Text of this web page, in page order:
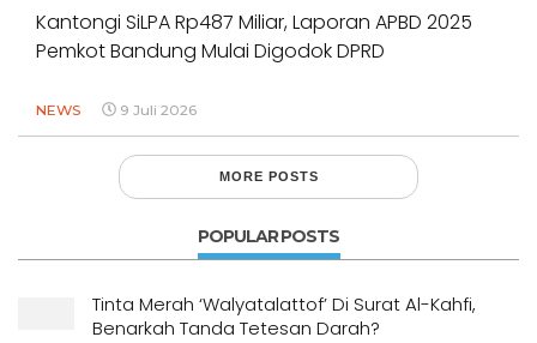
Kantongi SiLPA Rp487 Miliar, Laporan APBD 2025
Pemkot Bandung Mulai Digodok DPRD
NEWS 9 Juli 2026
MORE POSTS
POPULAR POSTS
Tinta Merah ‘Walyatalattof’ Di Surat Al-Kahfi,
Benarkah Tanda Tetesan Darah?